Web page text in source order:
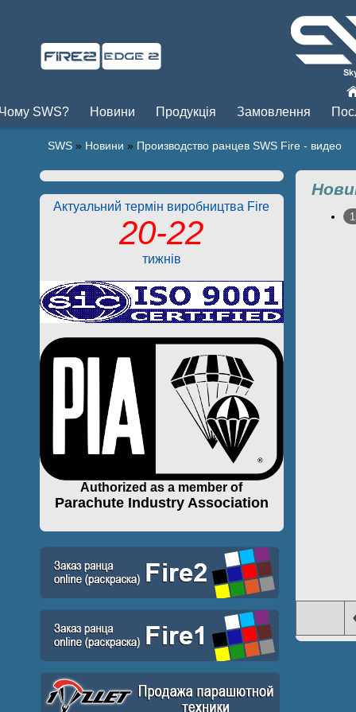
SWS? Новини Продукція Замовлення
SWS » Новини » Производство ранцев SWS Fire - видео
Актуальний термін виробництва Fire
20-22
тижнів
Authorized as a member of
Parachute Industry Association